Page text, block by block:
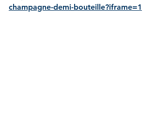
champagne-demi-bouteille?iframe=1